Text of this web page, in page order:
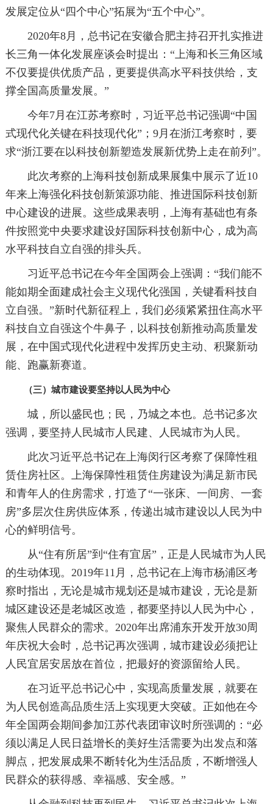
发展定位从“四个中心”拓展为“五个中心”。
2020年8月，总书记在安徽合肥主持召开扎实推进
长三角一体化发展座谈会时提出：“上海和长三角区域
不仅要提供优质产品，更要提供高水平科技供给，支
撑全国高质量发展。”
今年7月在江苏考察时，习近平总书记强调“中国
式现代化关键在科技现代化”；9月在浙江考察时，要
求“浙江要在以科技创新塑造发展新优势上走在前列”。
此次考察的上海科技创新成果展集中展示了近10
年来上海强化科技创新策源功能、推进国际科技创新
中心建设的进展。这些成果表明，上海有基础也有条
件按照党中央要求建设好国际科技创新中心，成为高
水平科技自立自强的排头兵。
习近平总书记在今年全国两会上强调：“我们能不
能如期全面建成社会主义现代化强国，关键看科技自
立自强。”新时代新征程上，我们必须紧紧扭住高水平
科技自立自强这个牛鼻子，以科技创新推动高质量发
展，在中国式现代化进程中发挥历史主动、积聚新动
能、跑赢新赛道。
（三）城市建设要坚持以人民为中心
城，所以盛民也；民，乃城之本也。总书记多次
强调，要坚持人民城市人民建、人民城市为人民。
此次习近平总书记在上海闵行区考察了保障性租
赁住房社区。上海保障性租赁住房建设为满足新市民
和青年人的住房需求，打造了“一张床、一间房、一套
房”多层次住房供应体系，传递出城市建设以人民为中
心的鲜明信号。
从“住有所居”到“住有宜居”，正是人民城市为人民
的生动体现。2019年11月，总书记在上海市杨浦区考
察时指出，无论是城市规划还是城市建设，无论是新
城区建设还是老城区改造，都要坚持以人民为中心，
聚焦人民群众的需求。2020年出席浦东开发开放30周
年庆祝大会时，总书记再次强调，城市建设必须把让
人民宜居安居放在首位，把最好的资源留给人民。
在习近平总书记心中，实现高质量发展，就要在
为人民创造高品质生活上实现更大突破。正如他在今
年全国两会期间参加江苏代表团审议时所强调的：“必
须以满足人民日益增长的美好生活需要为出发点和落
脚点，把发展成果不断转化为生活品质，不断增强人
民群众的获得感、幸福感、安全感。”